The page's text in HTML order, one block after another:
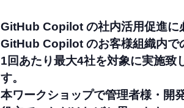
GitHub Copilot の社内活用促進に
GitHub Copilot のお客様組織内で
1回あたり最大4社を対象に実施致
す。
本ワークショップで管理者様・開